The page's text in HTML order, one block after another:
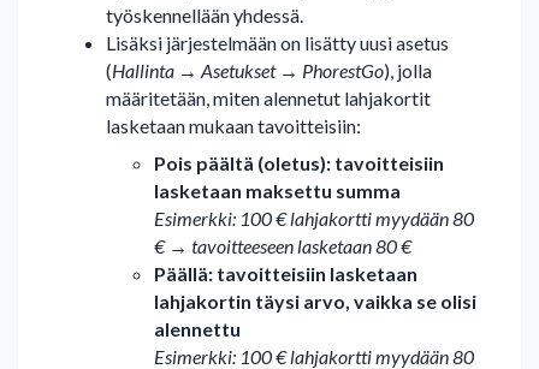
työskennellään yhdessä.
Lisäksi järjestelmään on lisätty uusi asetus
(Hallinta → Asetukset → PhorestGo), jolla
määritetään, miten alennetut lahjakortit
lasketaan mukaan tavoitteisiin:
Pois päältä (oletus): tavoitteisiin
lasketaan maksettu summa
Esimerkki: 100 € lahjakortti myydään 80
€ → tavoitteeseen lasketaan 80 €
Päällä: tavoitteisiin lasketaan
lahjakortin täysi arvo, vaikka se olisi
alennettu
Esimerkki: 100 € lahjakortti myydään 80